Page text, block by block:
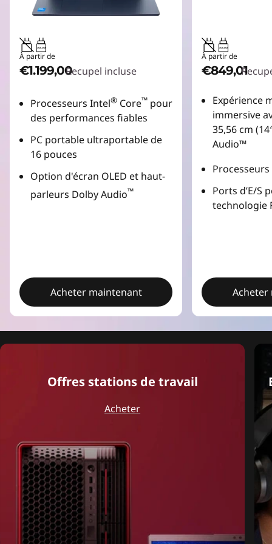
45W-65W
À partir de
€1.199,00Recupel incluse
Processeurs Intel® Core™ pour
des performances fiables
PC portable ultraportable de
16 pouces
Option d'écran OLED et haut-
parleurs Dolby Audio™
Acheter maintenant
45W-65W
À partir de
€849,01
Expérience
immersive
35,56 cm
Audio™
Processeurs
Ports d’E/S
technologie
Acheter
Offres stations de travail
Acheter